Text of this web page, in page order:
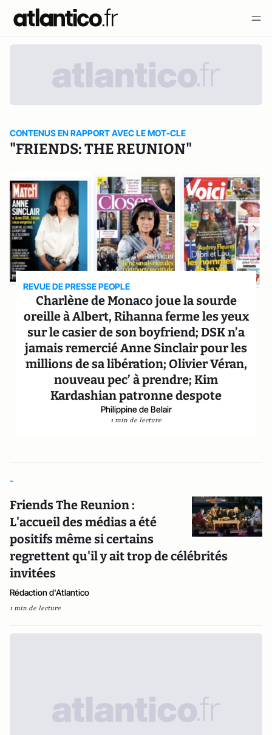
CONTENUS EN RAPPORT AVEC LE MOT-CLE
"FRIENDS: THE REUNION"
REVUE DE PRESSE PEOPLE
Charlène de Monaco joue la sourde
oreille à Albert, Rihanna ferme les yeux
sur le casier de son boyfriend; DSK n’a
jamais remercié Anne Sinclair pour les
millions de sa libération; Olivier Véran,
nouveau pec’ à prendre; Kim
Kardashian patronne despote
Philippine de Belair
1 min de lecture
-
Friends The Reunion :
L'accueil des médias a été
positifs même si certains
regrettent qu'il y ait trop de célébrités
invitées
Rédaction d'Atlantico
1 min de lecture